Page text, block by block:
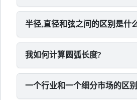
半径,直径和弦之间的区别是什
我如何计算圆弧长度?
一个行业和一个细分市场的区